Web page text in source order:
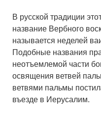
В русской традиции
название Вербного
называется неделей
Подобные названия
неотъемлемой части
освящения ветвей
ветвями пальмы
въезде в Иерусалим.